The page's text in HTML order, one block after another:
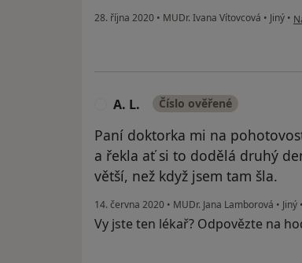
28. října 2020 • MUDr. Ivana Vítovcová • Jiný •
A. L. Číslo ověřené
Paní doktorka mi na
a řekla ať si to dodělá druhý
větší, než když jsem tam šla.
14. června 2020 • MUDr. Jana Lamborová • Jiný •
Vy jste ten lékař? Odpovězte na